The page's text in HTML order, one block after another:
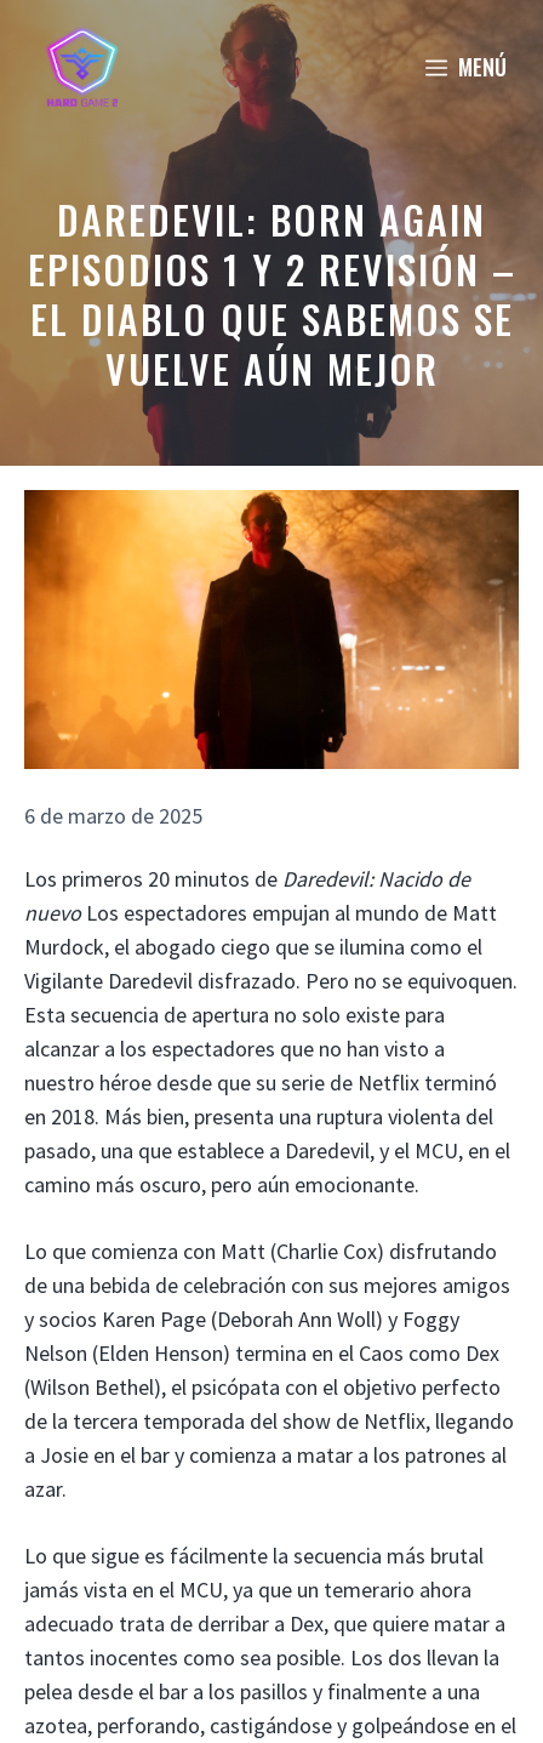
contenido
MENÚ
DAREDEVIL: BORN AGAIN
EPISODIOS 1 Y 2 REVISIÓN –
EL DIABLO QUE SABEMOS SE
VUELVE AÚN MEJOR
6 de marzo de 2025
Los primeros 20 minutos de Daredevil: Nacido de
nuevoLos espectadores empujan al mundo de Matt
Murdock, el abogado ciego que se ilumina como el
Vigilante Daredevil disfrazado. Pero no se equivoquen.
Esta secuencia de apertura no solo existe para
alcanzar a los espectadores que no han visto a
nuestro héroe desde que su serie de Netflix terminó
en 2018. Más bien, presenta una ruptura violenta del
pasado, una que establece a Daredevil, y el MCU, en el
camino más oscuro, pero aún emocionante.
Lo que comienza con Matt (Charlie Cox) disfrutando
de una bebida de celebración con sus mejores amigos
y socios Karen Page (Deborah Ann Woll) y Foggy
Nelson (Elden Henson) termina en el Caos como Dex
(Wilson Bethel), el psicópata con el objetivo perfecto
de la tercera temporada del show de Netflix, llegando
a Josie en el bar y comienza a matar a los patrones al
azar.
Lo que sigue es fácilmente la secuencia más brutal
jamás vista en el MCU, ya que un temerario ahora
adecuado trata de derribar a Dex, que quiere matar a
tantos inocentes como sea posible. Los dos llevan la
pelea desde el bar a los pasillos y finalmente a una
azotea, perforando, castigándose y golpeándose en el